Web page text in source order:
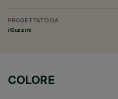
PROGETTATO DA
iGuzzini
COLORE